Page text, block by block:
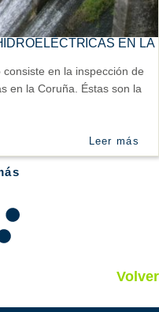
EN LA
en la inspección de
en la Coruña. Éstas son la
Leer más
Volver